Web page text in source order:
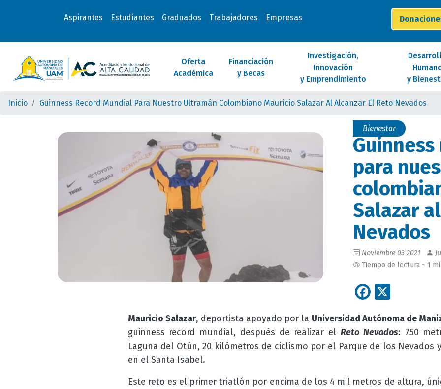
Aspirantes Estudiantes Graduados Trabajadores Empresas
Oferta
Académica
Financiación
y Becas
Investigación,
Innovación
y Emprendimiento
y
Inicio Guinness Record Mundial Para Nuestro Ultramán Colombiano Mauricio Salazar Al Alcanzar El Reto Nevados
Bienestar
para
Salazar
Nevados
Noviembre 03 2021
Tiempo de lectura ~ 1
Facebook
Mauricio Salazar, deportista apoyado por la Universidad Autónoma de
guinness record mundial, después de realizar el Reto Nevados: 750
Laguna del Otún, 20 kilómetros de ciclismo por el Parque de los Nevados
en el Santa Isabel.
Este reto es el primer triatlón por encima de los 4 mil metros de altura,